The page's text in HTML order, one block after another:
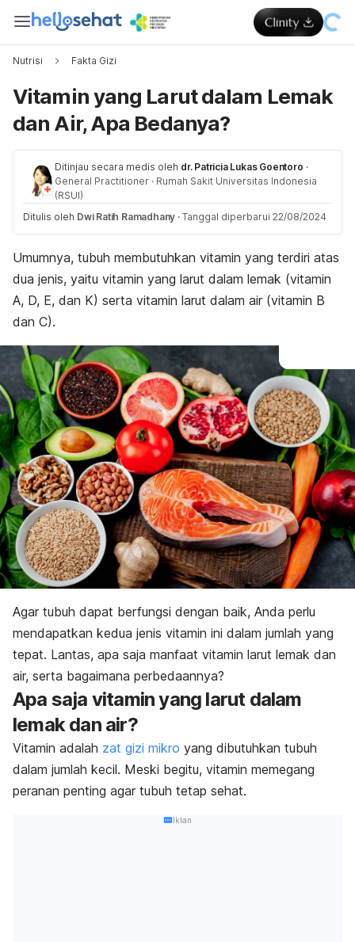
Nutrisi Fakta Gizi
Vitamin yang Larut dalam Lemak
dan Air, Apa Bedanya?
Ditinjau secara medis oleh dr. Patricia Lukas Goentoro ·
General Practitioner · Rumah Sakit Universitas Indonesia
(RSUI)
Ditulis oleh Dwi Ratih Ramadhany · Tanggal diperbarui 22/08/2024
Umumnya, tubuh membutuhkan vitamin yang terdiri atas
dua jenis, yaitu vitamin yang larut dalam lemak (vitamin
A, D, E, dan K) serta vitamin larut dalam air (vitamin B
dan C).
Agar tubuh dapat berfungsi dengan baik, Anda perlu
mendapatkan kedua jenis vitamin ini dalam jumlah yang
tepat. Lantas, apa saja manfaat vitamin larut lemak dan
air, serta bagaimana perbedaannya?
Apa saja vitamin yang larut dalam
lemak dan air?
Vitamin adalah zat gizi mikro yang dibutuhkan tubuh
dalam jumlah kecil. Meski begitu, vitamin memegang
peranan penting agar tubuh tetap sehat.
Iklan